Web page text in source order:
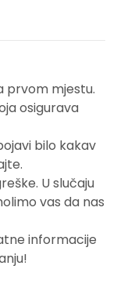
prvom mjestu.
osigurava
bilo kakav
U slučaju
vas da nas
informacije